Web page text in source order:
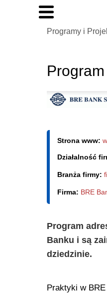
Programy i
Strona www:
Działalność
Branża firmy:
Firma: BRE
Program
Banku i są
dziedzinie.
Praktyki w